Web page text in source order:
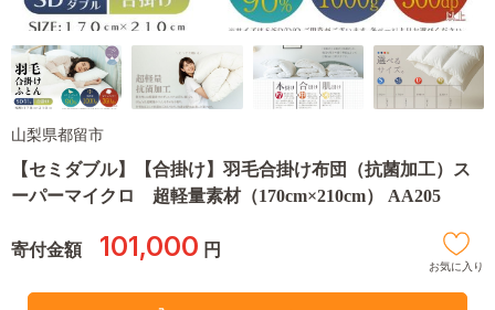
山梨県都留市
【セミダブル】【合掛け】羽毛合掛け布団（抗菌加工）ス
ーパーマイクロ 超軽量素材（170cm×210cm） AA205
寄付金額 101,000 円
お気に入り